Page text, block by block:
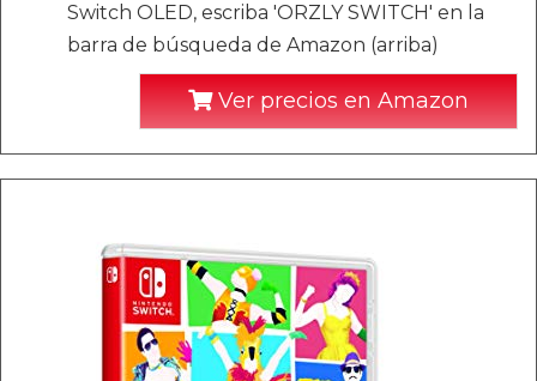
Switch OLED, escriba 'ORZLY SWITCH' en la
barra de búsqueda de Amazon (arriba)
Ver precios en Amazon